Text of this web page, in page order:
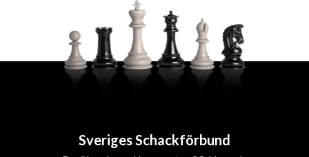
Sveriges Schackförbund